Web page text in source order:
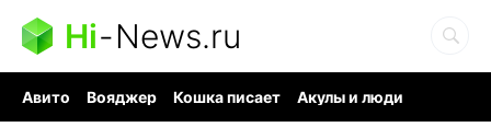
Hi-News.ru
Авито Вояджер Кошка писает
Акулы и люди